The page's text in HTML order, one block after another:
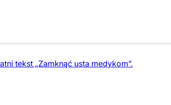
tekst „Zamknąć usta medykom”.